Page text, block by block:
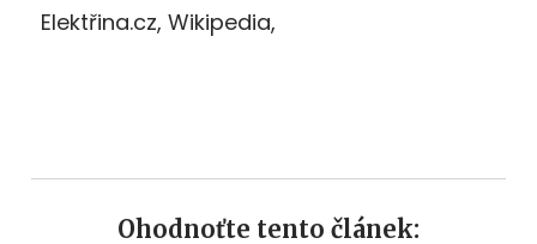
Elektřina.cz, Wikipedia,
Ohodnoťte tento článek: